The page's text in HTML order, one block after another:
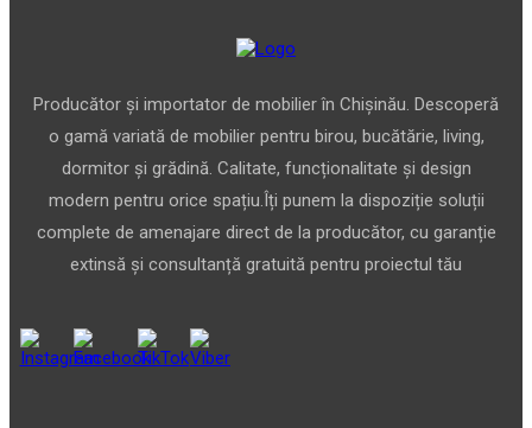
Producător și importator de mobilier în Chișinău. Descoperă
o gamă variată de mobilier pentru birou, bucătărie, living,
dormitor și grădină. Calitate, funcționalitate și design
modern pentru orice spațiu.Îți punem la dispoziție soluții
complete de amenajare direct de la producător, cu garanție
extinsă și consultanță gratuită pentru proiectul tău